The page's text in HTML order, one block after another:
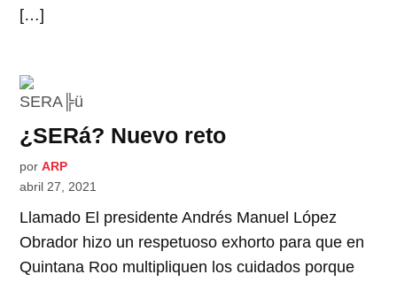
[…]
¿SERá? Nuevo reto
por ARP
abril 27, 2021
Llamado El presidente Andrés Manuel López
Obrador hizo un respetuoso exhorto para que en
Quintana Roo multipliquen los cuidados porque